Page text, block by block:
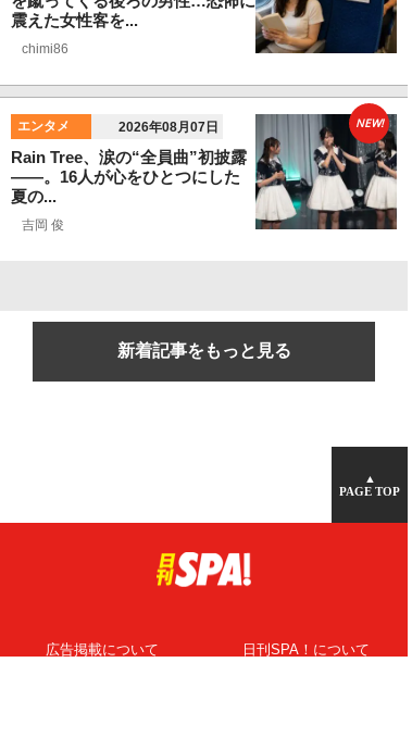
震えた女性客を...
chimi86
エンタメ 2026年08月07日
Rain Tree、涙の“全員曲”初披露
――。16人が心をひとつにした
夏の...
吉岡 俊
NEW!
新着記事をもっと見る
▲
PAGE TOP
広告掲載について 日刊SPA！について